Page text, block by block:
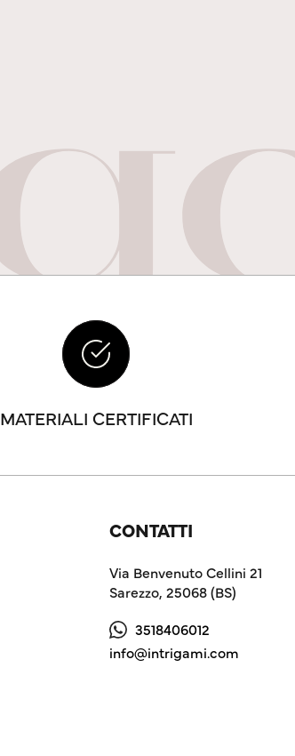
MATERIALI CERTIFICATI
CONTATTI
Via Benvenuto Cellini 21
Sarezzo, 25068 (BS)
3518406012
info@intrigami.com